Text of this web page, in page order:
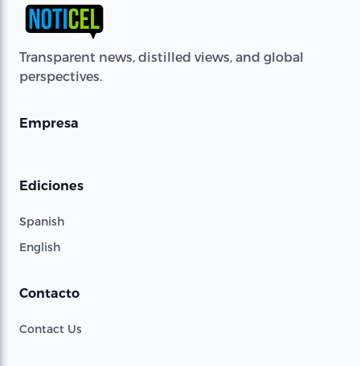
Transparent news, distilled views, and global
perspectives.
Empresa
Ediciones
Spanish
English
Contacto
Contact Us